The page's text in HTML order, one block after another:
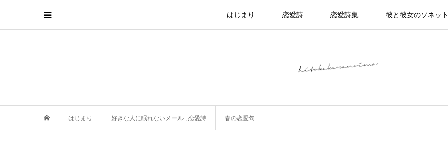
はじまり 恋愛詩 恋愛詩集 彼と彼女のソネット
はじまり 好きな人に眠れないメール , 恋愛詩 春の恋愛句